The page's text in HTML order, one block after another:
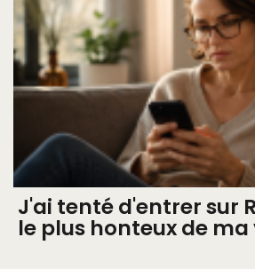
J'ai tenté d'entrer sur
le plus honteux de